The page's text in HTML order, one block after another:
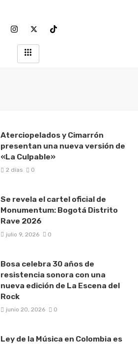
Aterciopelados y Cimarrón
presentan una nueva versión de
«La Culpable»
2 días 0
Se revela el cartel oficial de
Monumentum: Bogotá Distrito
Rave 2026
julio 9, 2026 0
Bosa celebra 30 años de
resistencia sonora con una
nueva edición de La Escena del
Rock
junio 20, 2026 0
Ley de la Música en Colombia es